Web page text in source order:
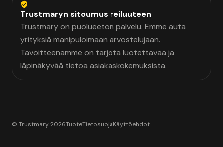
Trustmaryn sitoumus reiluuteen
Trustmary on puolueeton palvelu. Emme auta
yrityksiä manipuloimaan arvostelujaan.
Tavoitteenamme on tarjota luotettavaa ja
läpinäkyvää tietoa asiakaskokemuksista.
© Trustmary 2026TuoteTietosuojaKäyttöehdot